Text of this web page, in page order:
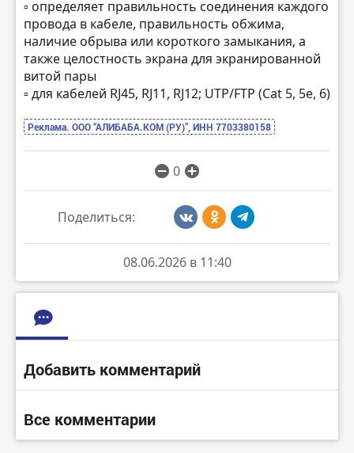
▫️ определяет правильность соединения каждого
провода в кабеле, правильность обжима,
наличие обрыва или короткого замыкания, а
также целостность экрана для экранированной
витой пары
▫️ для кабелей RJ45, RJ11, RJ12; UTP/FTP (Cat 5, 5e, 6)
Реклама. ООО “АЛИБАБА.КОМ (РУ)”, ИНН 7703380158
0
Поделиться:
08.06.2026 в 11:40
Добавить комментарий
Все комментарии